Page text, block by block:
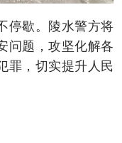
歇。陵水警方将
问题，攻坚化解各
罪，切实提升人民